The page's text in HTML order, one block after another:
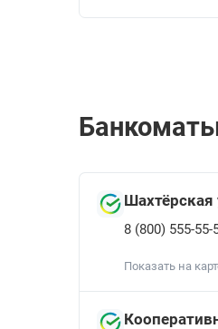
Шахтёрская
8 (800) 555-55-
Показать на